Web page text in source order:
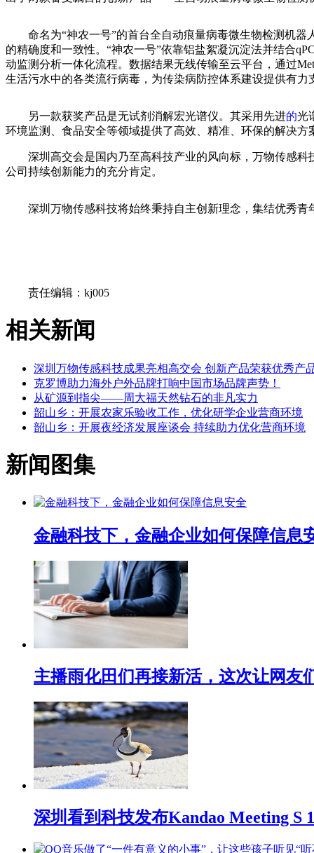
命名为“神农一号”的首台全自动痕量病毒微生物检测机
的精确度和一致性。“神农一号”依靠铝盐絮凝沉淀法并结合
动监测分析一体化流程。数据结果无线传输至云平台，通过
生活污水中的各类流行病毒，为传染病防控体系建设提供有力
另一款获奖产品是无试剂消解宏光谱仪。其采用先进的光
环境监测、食品安全等领域提供了高效、精准、环保的解决方
深圳高交会是国内乃至高科技产业的风向标，万物传感
公司持续创新能力的充分肯定。
深圳万物传感科技将始终秉持自主创新理念，集结优秀
责任编辑：kj005
相关新闻
深圳万物传感科技成果亮相高交会 创新产品荣获优秀产
克罗博助力海外户外品牌打响中国市场品牌声势！
从矿源到指尖——周大福天然钻石的非凡实力
韶山乡：开展农家乐验收工作，优化研学企业营商环境
韶山乡：开展夜经济发展座谈会 持续助力优化营商环境
新闻图集
金融科技下，金融企业如何保障信息
主播雨化田们再接新活，这次让网友
深圳看到科技发布Kandao Meeting S